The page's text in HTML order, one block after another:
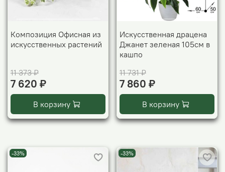
Композиция Офисная из
искусственных растений
11 373 ₽
7 620 ₽
В корзину
Искусственная драцена
Джанет зеленая 105см в
кашпо
11 731 ₽
7 860 ₽
В корзину
-33% -33%